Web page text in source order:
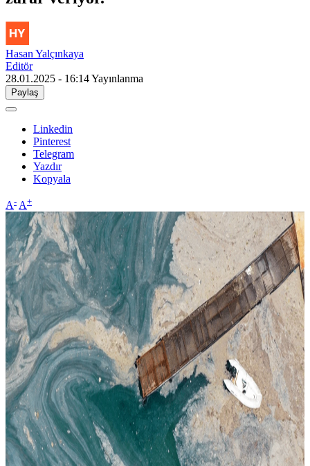
Hasan Yalçınkaya
Editör
28.01.2025 - 16:14Yayınlanma
Paylaş
Linkedin
Pinterest
Telegram
Yazdır
Kopyala
A- A+